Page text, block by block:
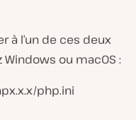
à l’un de ces deux
ou macOS :
php.ini